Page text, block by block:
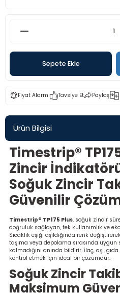
Sepete Ekle
Fiyat Alarmı Tavsiye Et Paylaş
Ürün Bilgisi
Timestrip®
Zincir
Soğuk Zincir
Güvenilir
Timestrip® TP175 Plus, soğuk zincir
doğruluk sağlayan, tek kullanımlık ve
Sıcaklık eşiği aşıldığında renk
taşıma veya depolama sırasında uygun
kalmadığını anında bildirir. İlaç, aşı,
kontrol etmek için ideal bir çözümdür.
Soğuk Zincir
Maksimum